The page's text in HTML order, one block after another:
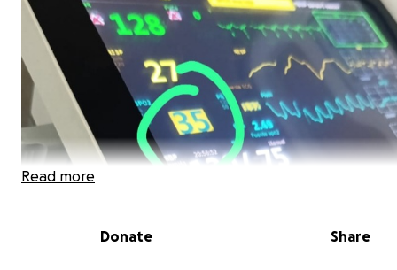
Read more
Donate Share